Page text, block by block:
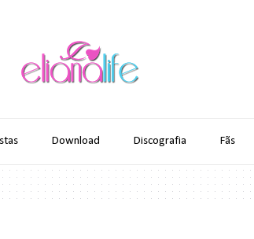
Download Discografia Fãs